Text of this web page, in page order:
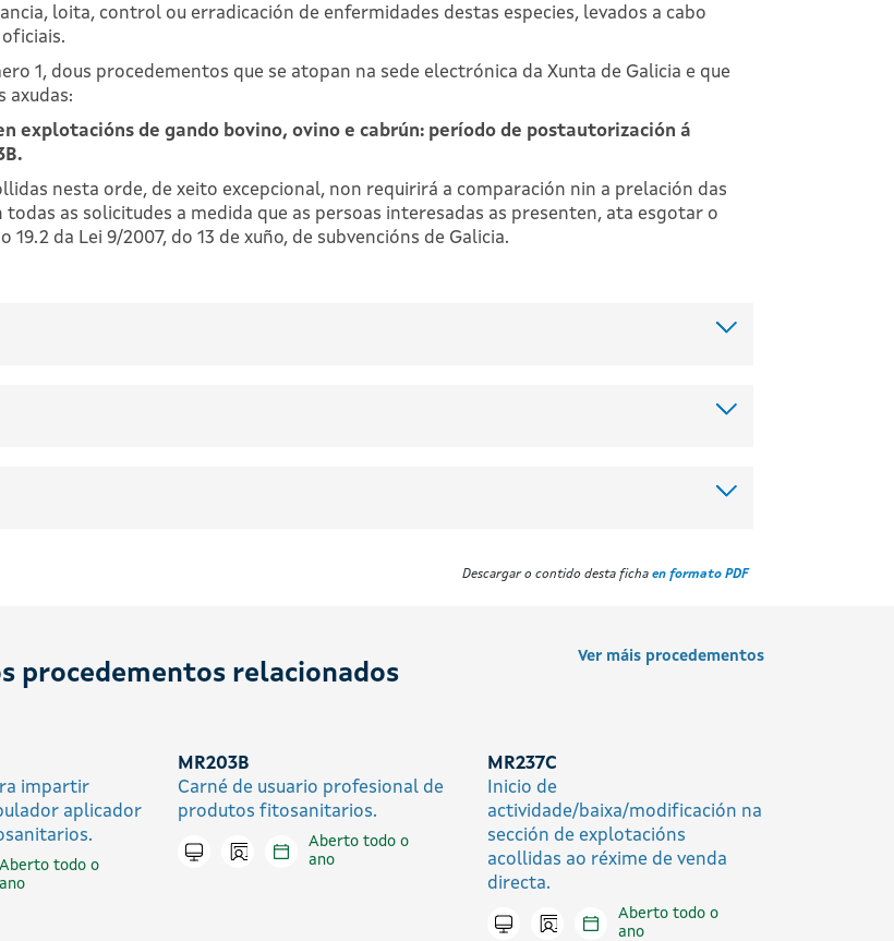
loita, control ou erradicación de enfermidades destas especies, levados a cabo
1, dous procedementos que se atopan na sede electrónica da Xunta de Galicia e que
axudas:
explotacións de gando bovino, ovino e cabrún: período de postautorización á
nesta orde, de xeito excepcional, non requirirá a comparación nin a prelación das
as solicitudes a medida que as persoas interesadas as presenten, ata esgotar o
da Lei 9/2007, do 13 de xuño, de subvencións de Galicia.
Descargar o contido desta ficha en formato PDF
procedementos relacionados
Ver máis procedementos
impartir
aplicador
Aberto todo o
ano
MR203B
Carné de usuario profesional de
produtos fitosanitarios.
Tramitar en liña
Icono presencial
Aberto todo o
ano
MR237C
Inicio de
actividade/baixa/modificación na
sección de explotacións
acollidas ao réxime de venda
directa.
Tramitar en liña
Icono presencial
Aberto todo o
ano